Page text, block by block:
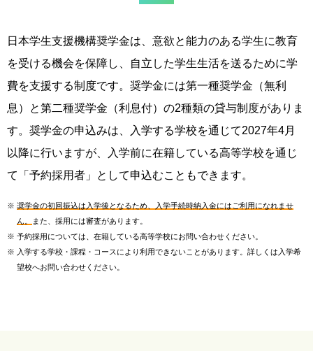
日本学生支援機構奨学金は、意欲と能力のある学生に教育
を受ける機会を保障し、自立した学生生活を送るために学
費を支援する制度です。奨学金には第一種奨学金（無利
息）と第二種奨学金（利息付）の2種類の貸与制度がありま
す。奨学金の申込みは、入学する学校を通じて2027年4月
以降に行いますが、入学前に在籍している高等学校を通じ
て「予約採用者」として申込むこともできます。
※ 奨学金の初回振込は入学後となるため、入学手続時納入金にはご利用になれませ
ん。
また、採用には審査があります。
※ 予約採用については、在籍している高等学校にお問い合わせください。
※ 入学する学校・課程・コースにより利用できないことがあります。詳しくは入学希
望校へお問い合わせください。